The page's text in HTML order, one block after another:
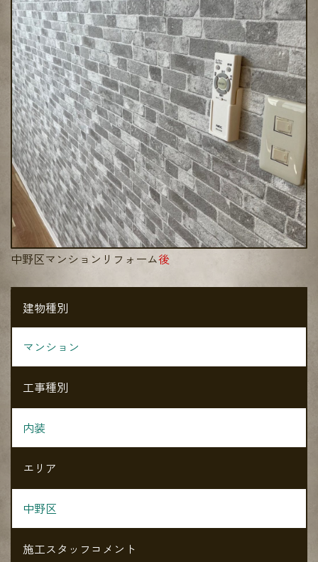
中野区マンションリフォーム後
建物種別
マンション
工事種別
内装
エリア
中野区
施工スタッフコメント